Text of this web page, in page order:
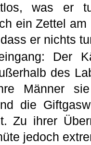
was er
ein Zettel
er nichts
Der
des
Männer
die
Zu ihrer
jedoch